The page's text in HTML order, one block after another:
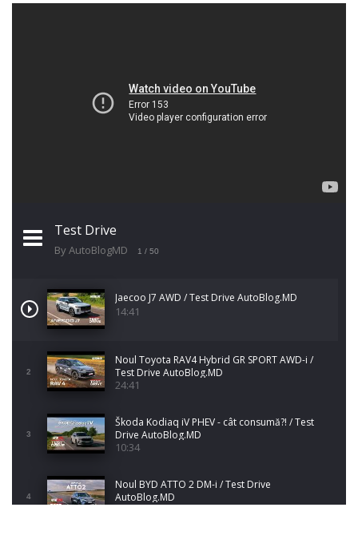
Test Drive
By AutoBlogMD 1 / 50
Jaecoo J7 AWD / Test Drive AutoBlog.MD
14:41
2
Noul Toyota RAV4 Hybrid GR SPORT AWD-i /
Test Drive AutoBlog.MD
24:41
3
Škoda Kodiaq iV PHEV - cât consumă?! / Test
Drive AutoBlog.MD
10:34
4
Noul BYD ATTO 2 DM-i / Test Drive
AutoBlog.MD
17:35